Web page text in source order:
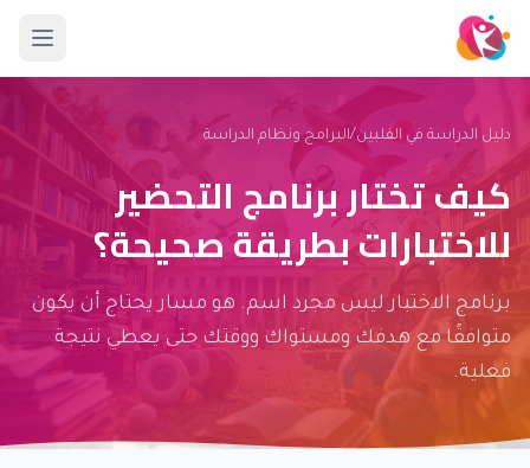
دليل الدراسة في الفلبين/البرامج ونظام الدراسة
كيف تختار برنامج التحضير
للاختبارات بطريقة صحيحة؟
برنامج الاختبار ليس مجرد اسم. هو مسار يحتاج أن يكون
متوافقًا مع هدفك ومستواك ووقتك حتى يعطي نتيجة
فعلية.